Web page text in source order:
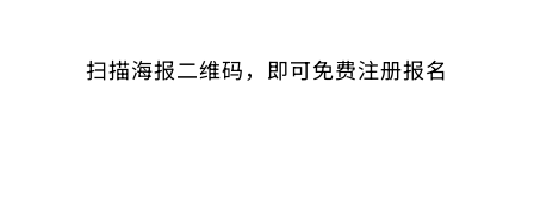
扫描海报二维码，即可免费注册报名